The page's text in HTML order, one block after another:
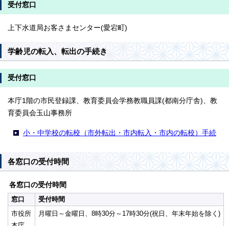
受付窓口
上下水道局お客さまセンター(愛宕町)
学齢児の転入、転出の手続き
受付窓口
本庁1階の市民登録課、教育委員会学務教職員課(都南分庁舎)、教
育委員会玉山事務所
小・中学校の転校（市外転出・市内転入・市内の転校）手続
各窓口の受付時間
各窓口の受付時間
窓口
受付時間
市役所
月曜日～金曜日、8時30分～17時30分(祝日、年末年始を除く)